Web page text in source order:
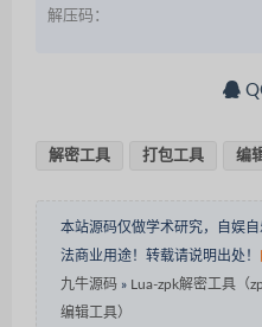
解压码：
解密工具 打包工具 编
本站源码仅做学术研究，自娱
法商业用途！转载请说明出处！
九牛源码 » Lua-zpk解密工具（
编辑工具）